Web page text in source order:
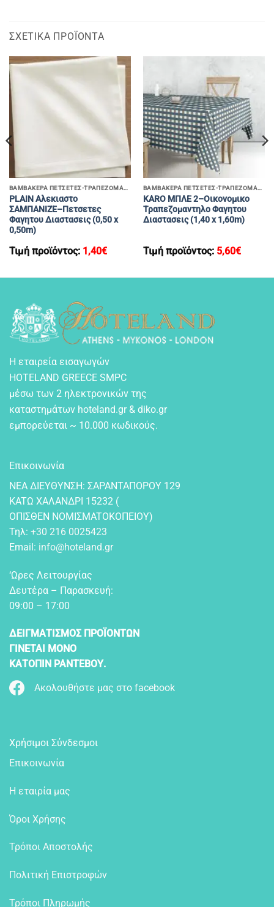
ΣΧΕΤΙΚΆ ΠΡΟΪΌΝΤΑ
ΒΑΜΒΑΚΕΡΑ ΠΕΤΣΕΤΕΣ-ΤΡΑΠΕΖΟΜΑΝΤΗΛΑ
PLAIN Αλεκιαστο
ΣΑΜΠΑΝΙΖΕ–Πετσετες
Φαγητου Διαστασεις (0,50 x
0,50m)
Τιμή προϊόντος: 1,40€
ΒΑΜΒΑΚΕΡΑ ΠΕΤΣΕΤΕΣ-ΤΡΑΠΕΖΟΜΑΝΤΗΛΑ
KARO ΜΠΛΕ 2–Οικονομικο
Τραπεζομαντηλο Φαγητου
Διαστασεις (1,40 x 1,60m)
Τιμή προϊόντος: 5,60€
Η εταιρεία εισαγωγών
HOTELAND GREECE SMPC
μέσω των 2 ηλεκτρονικών της
καταστημάτων hoteland.gr & diko.gr
εμπορεύεται ~ 10.000 κωδικούς.
Επικοινωνία
NEA ΔIEYΘYNΣH: ΣAPANTAΠOPOY 129
KATΩ XAΛANΔPI 15232 (
OΠIΣΘEN NOMIΣMATOKOΠEIOY)
Τηλ: +30 216 0025423
Email: info@hoteland.gr
‘Ωρες Λειτουργίας
Δευτέρα – Παρασκευή:
09:00 – 17:00
ΔΕΙΓΜΑΤΙΣΜΟΣ ΠΡΟΪΟΝΤΩΝ
ΓΙΝΕΤΑΙ ΜΟΝΟ
ΚΑΤΟΠΙΝ ΡΑΝΤΕΒΟΥ.
Ακολουθήστε μας στο facebook
Χρήσιμοι Σύνδεσμοι
Επικοινωνία
Η εταιρία μας
Όροι Χρήσης
Τρόποι Αποστολής
Πολιτική Επιστροφών
Τρόποι Πληρωμής